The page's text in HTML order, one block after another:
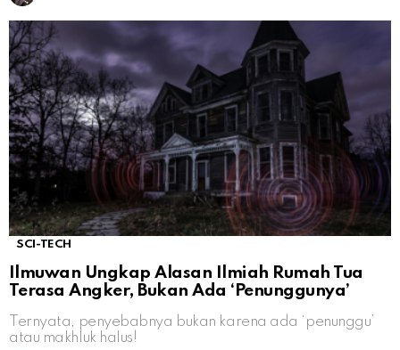
SCI-TECH
Ilmuwan Ungkap Alasan Ilmiah Rumah Tua
Terasa Angker, Bukan Ada ‘Penunggunya’
Ternyata, penyebabnya bukan karena ada ‘penunggu’
atau makhluk halus!